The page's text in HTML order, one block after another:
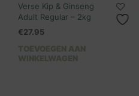
Verse Kip & Ginseng
Adult Regular – 2kg
€27.95
TOEVOEGEN AAN
WINKELWAGEN